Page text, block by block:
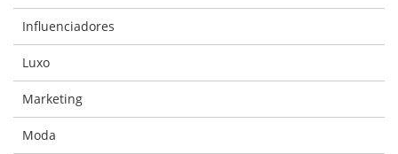
Influenciadores
Luxo
Marketing
Moda